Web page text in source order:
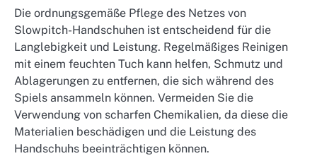
Die ordnungsgemäße Pflege des Netzes von
Slowpitch-Handschuhen ist entscheidend für die
Langlebigkeit und Leistung. Regelmäßiges Reinigen
mit einem feuchten Tuch kann helfen, Schmutz und
Ablagerungen zu entfernen, die sich während des
Spiels ansammeln können. Vermeiden Sie die
Verwendung von scharfen Chemikalien, da diese die
Materialien beschädigen und die Leistung des
Handschuhs beeinträchtigen können.